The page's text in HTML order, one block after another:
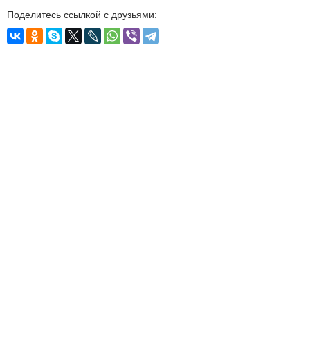
Поделитесь ссылкой с друзьями: